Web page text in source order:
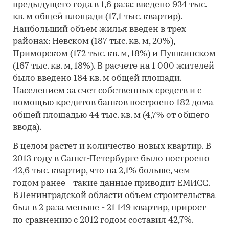
предыдущего года в 1,6 раза: введено 934 тыс.
кв. м общей площади (17,1 тыс. квартир).
Наибольший объем жилья введен в трех
районах: Невском (187 тыс. кв. м, 20%),
Приморском (172 тыс. кв. м, 18%) и Пушкинском
(167 тыс. кв. м, 18%). В расчете на 1 000 жителей
было введено 184 кв. м общей площади.
Населением за счет собственных средств и с
помощью кредитов банков построено 182 дома
общей площадью 44 тыс. кв. м (4,7% от общего
ввода).
В целом растет и количество новых квартир. В
2013 году в Санкт-Петербурге было построено
42,6 тыс. квартир, что на 2,1% больше, чем
годом ранее - такие данные приводит ЕМИСС.
В Ленинградской области объем строительства
был в 2 раза меньше - 21 149 квартир, прирост
по сравнению с 2012 годом составил 42,7%.